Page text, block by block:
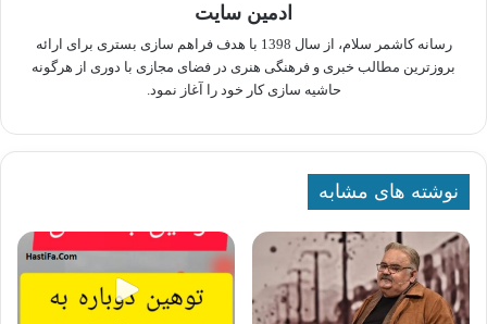
ادمین سایت
رسانه کاشمر سلام، از سال 1398 با هدف فراهم سازی بستری برای ارائه
بروزترین مطالب خبری و فرهنگی هنری در فضای مجازی با دوری از هرگونه
حاشیه سازی کار خود را آغاز نمود.
نوشته های مشابه